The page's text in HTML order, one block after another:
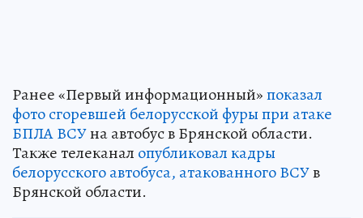
Ранее «Первый информационный»показал
фото сгоревшей белорусской фуры при атаке
БПЛА ВСУна автобус в Брянской области.
Также телеканал опубликовал кадры
белорусского автобуса, атакованного ВСУв
Брянской области.